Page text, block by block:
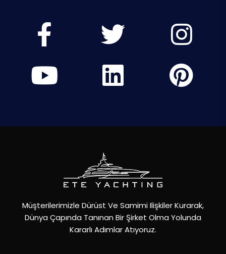
Müşterilerimizle Dürüst Ve Samimi Ilişkiler Kurarak,
Dünya Çapında Tanınan Bir Şirket Olma Yolunda
Kararlı Adımlar Atıyoruz.